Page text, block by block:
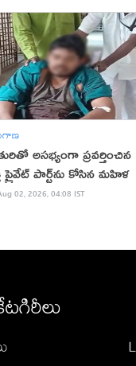
అసభ్యంగా ప్రవర్తించిన
వ్యక్తి ప్రైవేట్ పార్ట్‌ను కోసిన మహిళ
02, 2026, 04:08 IST